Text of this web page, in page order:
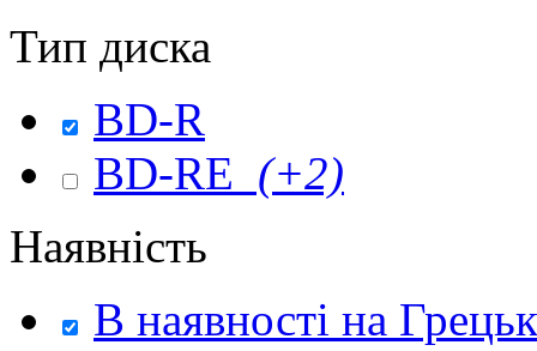
Тип диска
BD-R
BD-RE (+2)
Наявність
В наявності на